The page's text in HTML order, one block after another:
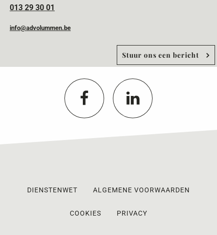
013 29 30 01
info@advolummen.be
Stuur ons een bericht
DIENSTENWET ALGEMENE VOORWAARDEN
COOKIES PRIVACY